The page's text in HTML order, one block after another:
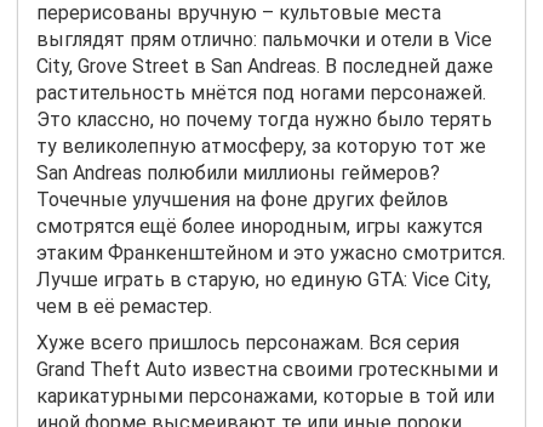
перерисованы вручную – культовые места
выглядят прям отлично: пальмочки и отели в Vice
City, Grove Street в San Andreas. В последней даже
растительность мнётся под ногами персонажей.
Это классно, но почему тогда нужно было терять
ту великолепную атмосферу, за которую тот же
San Andreas полюбили миллионы геймеров?
Точечные улучшения на фоне других фейлов
смотрятся ещё более инородным, игры кажутся
этаким Франкенштейном и это ужасно смотрится.
Лучше играть в старую, но единую GTA: Vice City,
чем в её ремастер.
Хуже всего пришлось персонажам. Вся серия
Grand Theft Auto известна своими гротескными и
карикатурными персонажами, которые в той или